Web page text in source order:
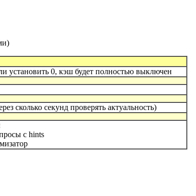
установить 0, кэш будет полностью выключен
сколько секунд проверять актуальность)
с hints